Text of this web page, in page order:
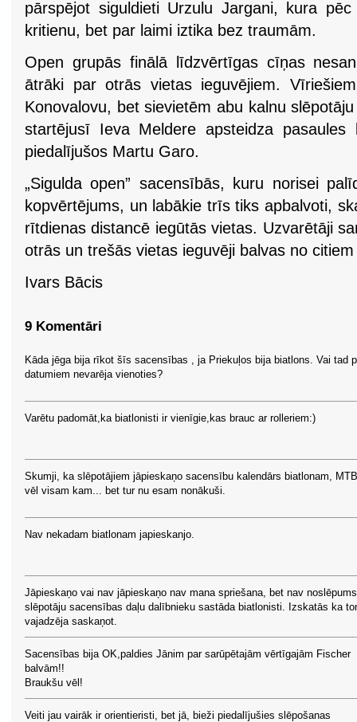
pārspējot siguldieti Urzulu Jargani, kura
kritienu, bet par laimi iztika bez traumām.
Open grupās finālā līdzvērtīgas cīņas
ātrāki par otrās vietas ieguvējiem.
Konovalovu, bet sievietēm abu kalnu
startējusī Ieva Meldere apsteidza pasaules
piedalījušos Martu Garo.
„Sigulda open” sacensībās, kuru norisei
kopvērtējums, un labākie trīs tiks apbalvoti,
rītdienas distancē iegūtās vietas. Uzvarētāji
otrās un trešās vietas ieguvēji balvas no
Ivars Bācis
9 Komentāri
Kāda jēga bija rīkot šīs sacensības , ja Priekuļos bija biatlons. Vai tad
datumiem nevarēja vienoties?
Varētu padomāt,ka biatlonisti ir vienīgie,kas brauc ar rolleriem:)
Skumji, ka slēpotājiem jāpieskaņo sacensību kalendārs biatlonam,
vēl visam kam... bet tur nu esam nonākuši.
Nav nekadam biatlonam japieskanjo.
Jāpieskaņo vai nav jāpieskaņo nav mana spriešana, bet nav
slēpotāju sacensības daļu dalībnieku sastāda biatlonisti. Izskatās ka
vajadzēja saskaņot.
Sacensības bija OK,paldies Jānim par sarūpētajām vērtīgajām Fischer
balvām!!
Braukšu vēl!
Veiti jau vairāk ir orientieristi, bet jā, bieži piedalījušies slēpošanas